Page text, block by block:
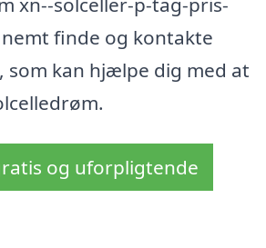
finde og kontakte
som kan hjælpe dig med at
og uforpligtende